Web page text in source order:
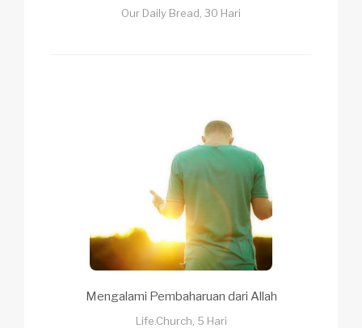
Our Daily Bread, 30 Hari
Mengalami Pembaharuan dari Allah
Life.Church, 5 Hari